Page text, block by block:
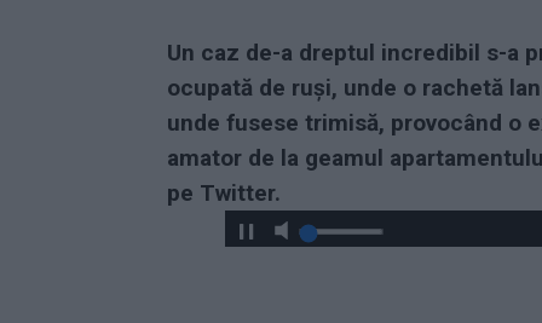
Un caz de-a dreptul incredibil s-a
ocupată de ruși, unde o rachetă
unde fusese trimisă, provocând o
amator de la geamul
pe Twitter.